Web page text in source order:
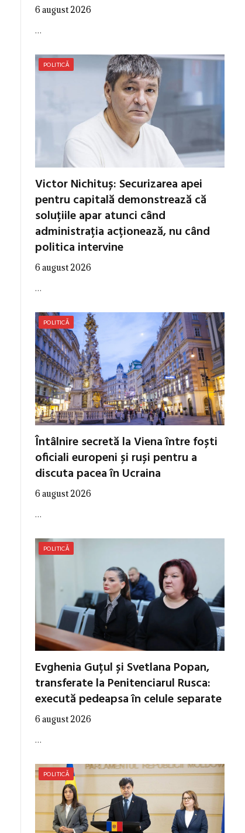
6 august 2026
…
POLITICĂ
Victor Nichituș: Securizarea apei
pentru capitală demonstrează că
soluțiile apar atunci când
administrația acționează, nu când
politica intervine
6 august 2026
…
POLITICĂ
Întâlnire secretă la Viena între foști
oficiali europeni și ruși pentru a
discuta pacea în Ucraina
6 august 2026
…
POLITICĂ
Evghenia Guțul și Svetlana Popan,
transferate la Penitenciarul Rusca:
execută pedeapsa în celule separate
6 august 2026
…
POLITICĂ